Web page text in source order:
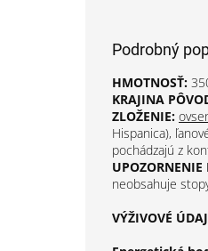
Podrobný
HMOTNOSŤ:
KRAJINA
ZLOŽENIE:
Hispanica),
pochádzajú z
UPOZORNENIE
neobsahuje
VÝŽIVOVÉ